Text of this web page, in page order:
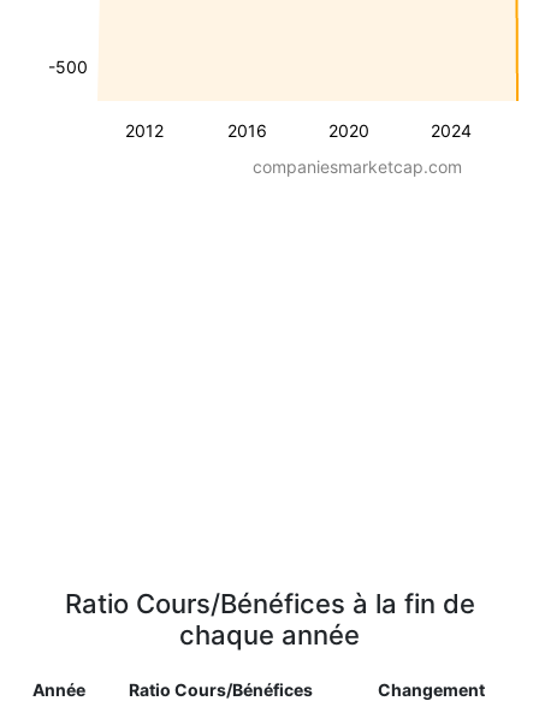
2012 2016 2020 2024
-500
companiesmarketcap.com
Ratio Cours/Bénéfices à la fin de
chaque année
Année Ratio Cours/Bénéfices Changement